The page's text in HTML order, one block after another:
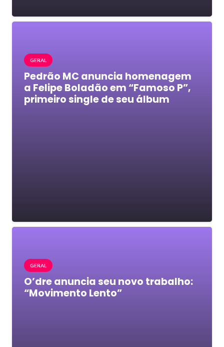
GERAL
Pedrão MC anuncia homenagem
a Felipe Boladão em “Famoso P”,
primeiro single de seu álbum
GERAL
O’dre anuncia seu novo trabalho:
“Movimento Lento”